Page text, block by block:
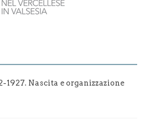
1927. Nascita e organizzazione